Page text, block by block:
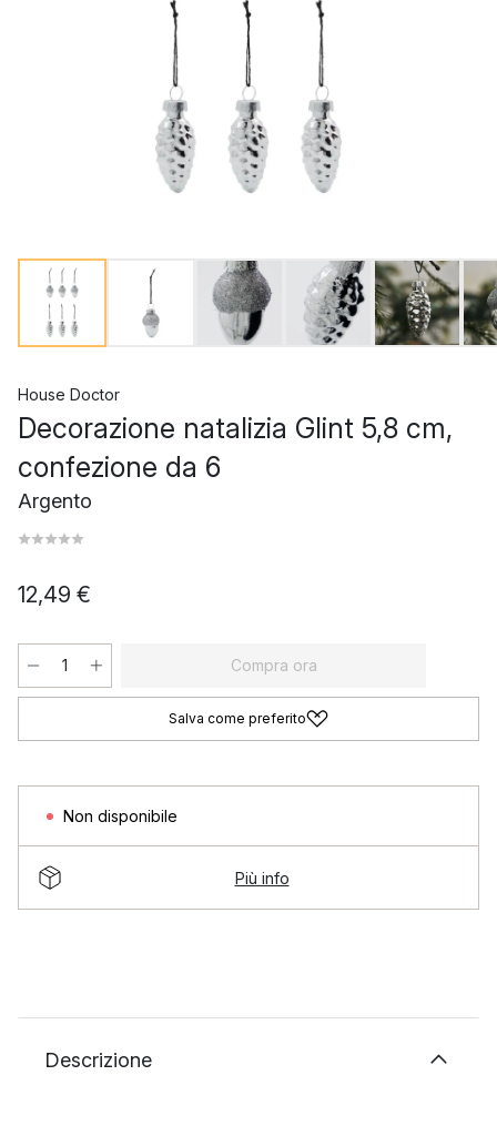
House Doctor
Decorazione natalizia Glint 5,8 cm,
confezione da 6
Argento
12,49 €
Compra ora
Salva come preferito
Non disponibile
Più info
Descrizione